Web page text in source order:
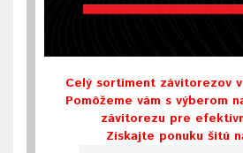
Celý sortiment závitorezov
Pomôžeme vám s výberom
závitorezu pre
Získajte ponuku šitú